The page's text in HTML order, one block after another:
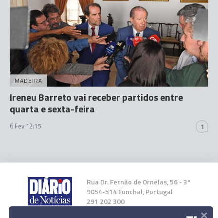
MADEIRA
Ireneu Barreto vai receber partidos entre
quarta e sexta-feira
6 Fev 12:15 1
Rua Dr. Fernão de Ornelas, 56 - 3º
9054-514 Funchal, Portugal
291 202 300